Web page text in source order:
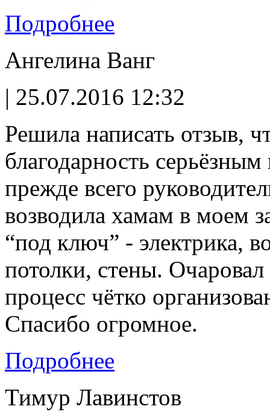
Подробнее
Ангелина Ванг
| 25.07.2016 12:32
Решила написать отзыв,
благодарность
прежде всего
возводила хамам в моем
“под ключ” - электрика,
потолки, стены.
процесс чётко
Спасибо огромное.
Подробнее
Тимур Лавинстов